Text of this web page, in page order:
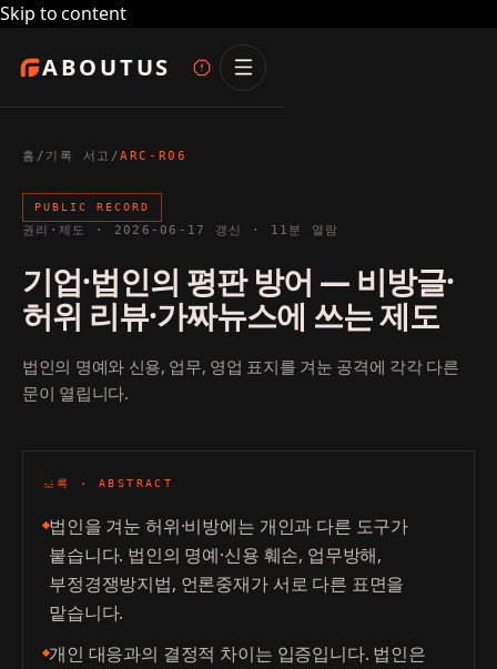
Skip to content
ABOUTUS
홈 / 기록 서고 /ARC-R06
PUBLIC RECORD
권리·제도 · 2026-06-17 갱신 · 11 분 열람
기업·법인의 평판 방어 — 비방글·
허위 리뷰·가짜뉴스에 쓰는 제도
법인의 명예와 신용, 업무, 영업 표지를 겨눈 공격에 각각 다른
문이 열립니다.
초록 · ABSTRACT
법인을 겨눈 허위·비방에는 개인과 다른 도구가
붙습니다. 법인의 명예·신용 훼손, 업무방해,
부정경쟁방지법, 언론중재가 서로 다른 표면을
맡습니다.
개인 대응과의 결정적 차이는 입증입니다. 법인은